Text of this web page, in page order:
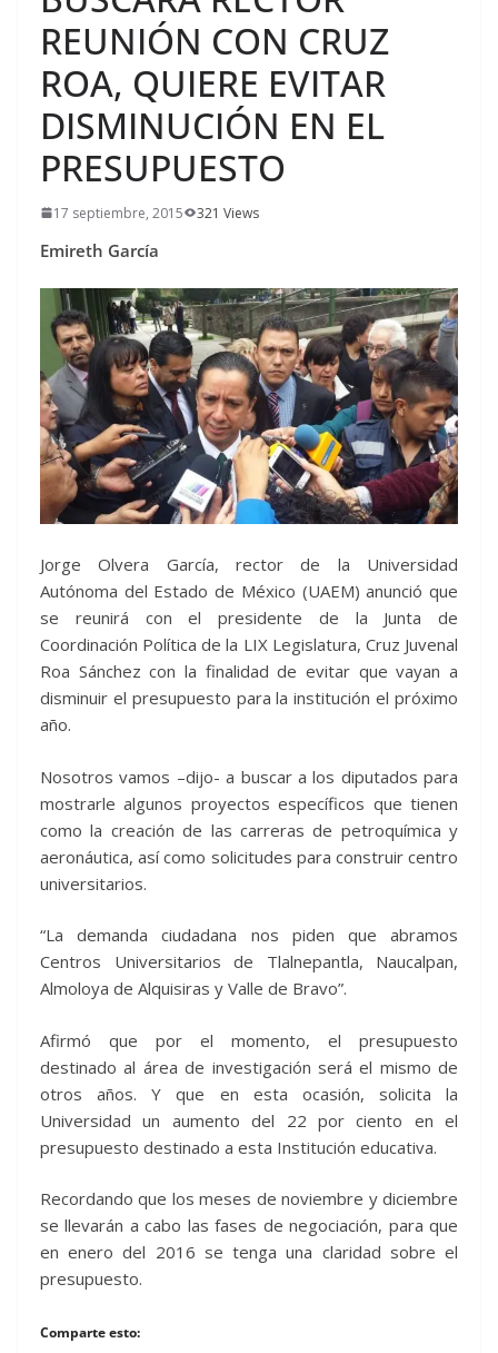
REUNIÓN CON CRUZ
ROA, QUIERE EVITAR
DISMINUCIÓN EN EL
PRESUPUESTO
17 septiembre, 2015 321 Views
Emireth García
Jorge Olvera García, rector de la Universidad
Autónoma del Estado de México (UAEM) anunció que
se reunirá con el presidente de la Junta de
Coordinación Política de la LIX Legislatura, Cruz Juvenal
Roa Sánchez con la finalidad de evitar que vayan a
disminuir el presupuesto para la institución el próximo
año.
Nosotros vamos –dijo- a buscar a los diputados para
mostrarle algunos proyectos específicos que tienen
como la creación de las carreras de petroquímica y
aeronáutica, así como solicitudes para construir centro
universitarios.
“La demanda ciudadana nos piden que abramos
Centros Universitarios de Tlalnepantla, Naucalpan,
Almoloya de Alquisiras y Valle de Bravo”.
Afirmó que por el momento, el presupuesto
destinado al área de investigación será el mismo de
otros años. Y que en esta ocasión, solicita la
Universidad un aumento del 22 por ciento en el
presupuesto destinado a esta Institución educativa.
Recordando que los meses de noviembre y diciembre
se llevarán a cabo las fases de negociación, para que
en enero del 2016 se tenga una claridad sobre el
presupuesto.
Comparte esto: